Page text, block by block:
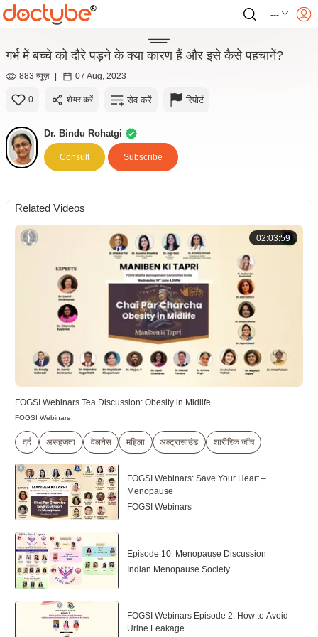
---
गर्भ में बच्चे को दौरे पड़ने के क्या कारण हैं और इसे कैसे पहचानें?
883 व्यूज़ | 07 Aug, 2023
0 शेयर करें सेव करें रिपोर्ट
Dr. Bindu Rohatgi
Consult Subscribe
Related Videos
02:03:59
FOGSI Webinars Tea Discussion: Obesity in Midlife
FOGSI Webinars
दर्द असहजता वेलनेस महिला अल्ट्रासाउंड शारीरिक जाँच
FOGSI Webinars: Save Your Heart –
Menopause
FOGSI Webinars
Episode 10: Menopause Discussion
Indian Menopause Society
FOGSI Webinars Episode 2: How to Avoid
Urine Leakage